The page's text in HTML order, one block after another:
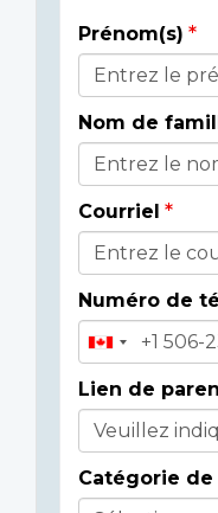
Donor
Details
Prénom(s)
Nom de
Courriel
Numéro de
Lien de
Catégorie